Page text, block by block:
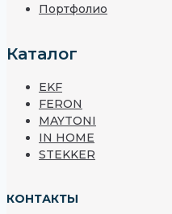
Портфолио
Каталог
EKF
FERON
MAYTONI
IN HOME
STEKKER
КОНТАКТЫ